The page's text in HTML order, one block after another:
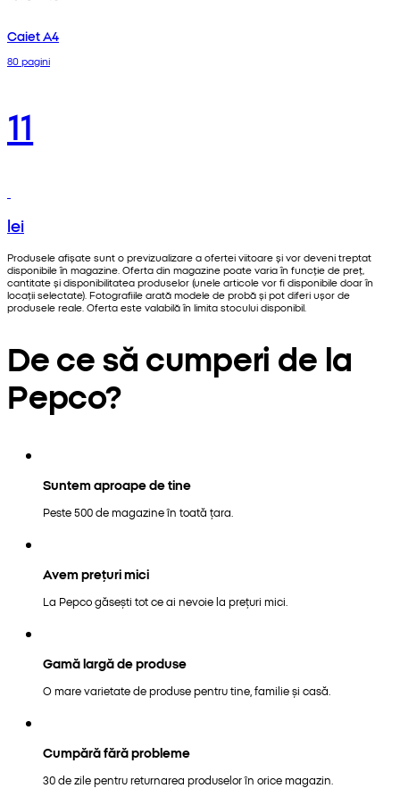
Caiet A4
80 pagini
11
lei
Produsele afișate sunt o previzualizare a ofertei viitoare și vor deveni treptat
disponibile în magazine. Oferta din magazine poate varia în funcție de preț,
cantitate și disponibilitatea produselor (unele articole vor fi disponibile doar în
locații selectate). Fotografiile arată modele de probă și pot diferi ușor de
produsele reale. Oferta este valabilă în limita stocului disponibil.
De ce să cumperi de la
Pepco?
Suntem aproape de tine
Peste 500 de magazine în toată țara.
Avem prețuri mici
La Pepco găsești tot ce ai nevoie la prețuri mici.
Gamă largă de produse
O mare varietate de produse pentru tine, familie și casă.
Cumpără fără probleme
30 de zile pentru returnarea produselor în orice magazin.